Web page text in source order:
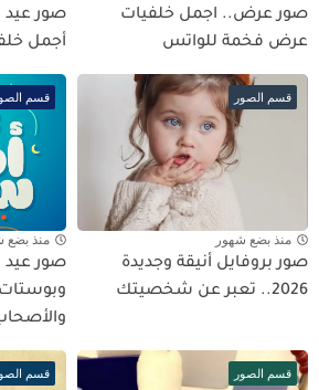
صور عرض.. اجمل خلفيات
عرض فخمة للواتس
أجمل
قسم الصور
منذ بضع شهور
صور بروفايل أنيقة وجديدة
2026.. تعبر عن شخصيتك
قسم
منذ بضع
وبوستات
قسم الصور قسم